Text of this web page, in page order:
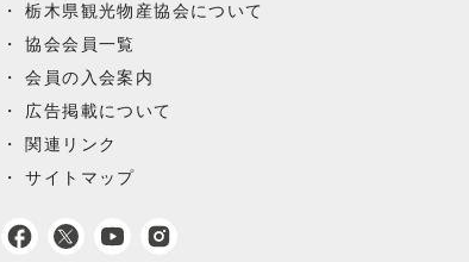
栃木県観光物産協会について
協会会員一覧
会員の入会案内
広告掲載について
関連リンク
サイトマップ